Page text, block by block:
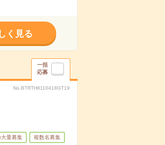
く見る
一括
応募
No.BTRTH8110418GT19
量募集 複数名募集